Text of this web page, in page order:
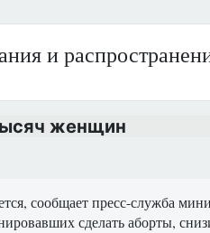
и
женщин
сообщает пресс-служба
сделать аборты,